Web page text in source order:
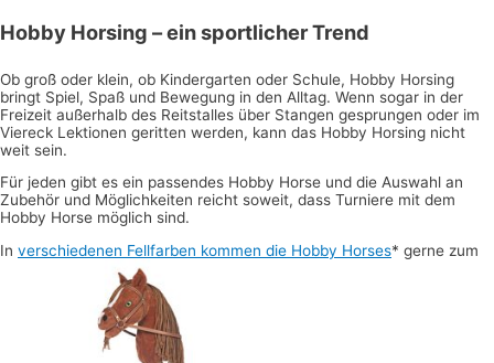
Hobby Horsing – ein sportlicher Trend
Ob groß oder klein, ob Kindergarten oder Schule, Hobby Horsing
bringt Spiel, Spaß und Bewegung in den Alltag. Wenn sogar in der
Freizeit außerhalb des Reitstalles über Stangen gesprungen oder im
Viereck Lektionen geritten werden, kann das Hobby Horsing nicht
weit sein.
Für jeden gibt es ein passendes Hobby Horse und die Auswahl an
Zubehör und Möglichkeiten reicht soweit, dass Turniere mit dem
Hobby Horse möglich sind.
In verschiedenen Fellfarben kommen die Hobby Horses* gerne zum